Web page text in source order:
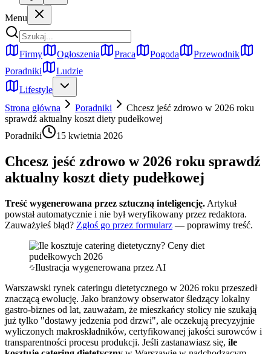
Menu
Firmy Ogłoszenia Praca Pogoda
Przewodnik
Poradniki
Ludzie
Lifestyle
Strona główna
Poradniki
Chcesz jeść zdrowo w 2026 roku
sprawdź aktualny koszt diety pudełkowej
Poradniki
15 kwietnia 2026
Chcesz jeść zdrowo w 2026 roku sprawdź
aktualny koszt diety pudełkowej
Treść wygenerowana przez sztuczną inteligencję. Artykuł
powstał automatycznie i nie był weryfikowany przez redaktora.
Zauważyłeś błąd? Zgłoś go przez formularz — poprawimy treść.
Ilustracja wygenerowana przez AI
Warszawski rynek cateringu dietetycznego w 2026 roku przeszedł
znaczącą ewolucję. Jako branżowy obserwator śledzący lokalny
gastro-biznes od lat, zauważam, że mieszkańcy stolicy nie szukają
już tylko "dostawy jedzenia pod drzwi", ale oczekują precyzyjnie
wyliczonych makroskładników, certyfikowanej jakości surowców i
transparentności procesu produkcji. Jeśli zastanawiasz się, ile